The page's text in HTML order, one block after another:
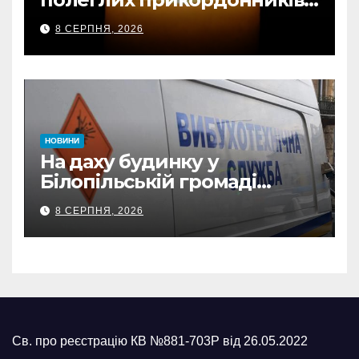
передали державні
нагороди та відомчі
відзнаки
8 СЕРПНЯ, 2026
НОВИНИ
На даху будинку у
Білопільській громаді
знайшли 120-мм міну
8 СЕРПНЯ, 2026
Св. про реєстрацію КВ №881-703Р від 26.05.2022